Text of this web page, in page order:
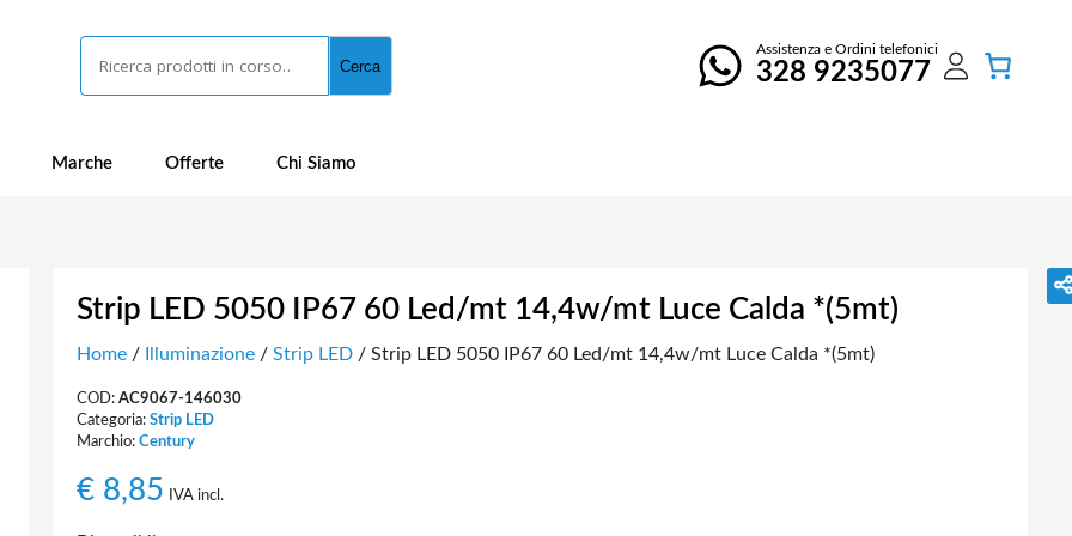
Cerca
Assistenza e Ordini telefonici
328 9235077
Marche Offerte Chi Siamo
Strip LED 5050 IP67 60 Led/mt 14,4w/mt Luce Calda *(5mt)
Home/ Illuminazione/ Strip LED/ Strip LED 5050 IP67 60 Led/mt 14,4w/mt Luce Calda *(5mt)
COD: AC9067-146030
Categoria: Strip LED
Marchio: Century
€8,85 IVA incl.